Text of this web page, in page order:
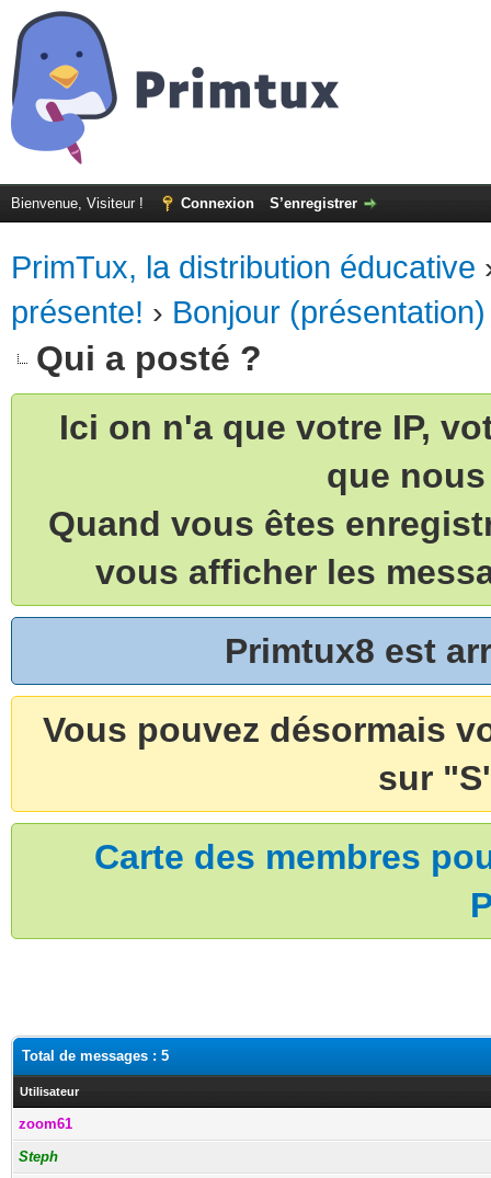
Bienvenue, Visiteur ! Connexion S’enregistrer
PrimTux, la distribution éducative
présente! › Bonjour (présentation)
Qui a posté ?
Ici on n'a que votre IP,
que
Quand vous êtes
vous afficher les
Primtux8 est
Vous pouvez désormais
sur
Carte des membres
Total de messages : 5
Utilisateur
zoom61
Steph